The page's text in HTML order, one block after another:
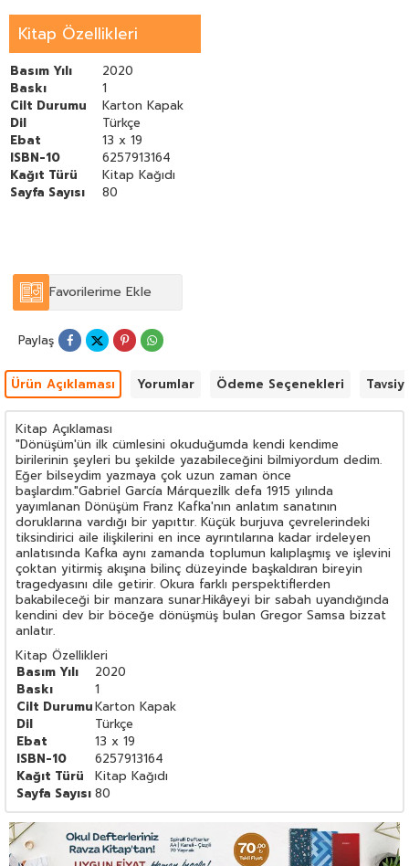
Kitap Özellikleri
Basım Yılı
2020
Baskı
1
Cilt Durumu
Karton Kapak
Dil
Türkçe
Ebat
13 x 19
ISBN-10
6257913164
Kağıt Türü
Kitap Kağıdı
Sayfa Sayısı
80
Favorilerime Ekle
Paylaş
Ürün Açıklaması Yorumlar Ödeme Seçenekleri
Kitap Açıklaması
"Dönüşüm'ün ilk cümlesini okuduğumda kendi kendime
birilerinin şeyleri bu şekilde yazabileceğini bilmiyordum dedim.
Eğer bilseydim yazmaya çok uzun zaman önce
başlardım."Gabriel García Márquezİlk defa 1915 yılında
yayımlanan Dönüşüm Franz Kafka'nın anlatım sanatının
doruklarına vardığı bir yapıttır. Küçük burjuva çevrelerindeki
tiksindirici aile ilişkilerini en ince ayrıntılarına kadar irdeleyen
anlatısında Kafka aynı zamanda toplumun kalıplaşmış ve işlevini
çoktan yitirmiş akışına bilinç düzeyinde başkaldıran bireyin
tragedyasını dile getirir. Okura farklı perspektiflerden
bakabileceği bir manzara sunar.Hikâyeyi bir sabah uyandığında
kendini dev bir böceğe dönüşmüş bulan Gregor Samsa bizzat
anlatır.
Kitap Özellikleri
Basım Yılı
2020
Baskı
1
Cilt DurumuKarton Kapak
Dil
Türkçe
Ebat
13 x 19
ISBN-10
6257913164
Kağıt Türü
Kitap Kağıdı
Sayfa Sayısı 80